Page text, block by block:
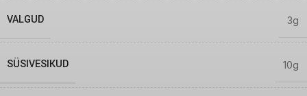
VALGUD 3g
SÜSIVESIKUD 10g